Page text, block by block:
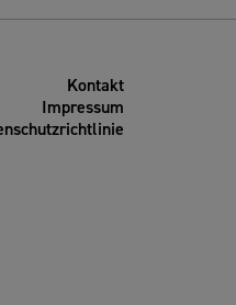
Kontakt
Impressum